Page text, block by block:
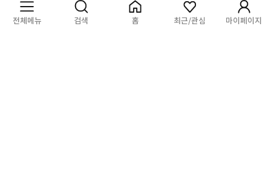
대표자 : 이종혁│사업자등록번호 : 211-87-93420
통신판매업신고 : 제2017-서울중구-1407호
[사업자정보확인]
개인정보관리 책임자 : 이규식 privacy@verygoodtour.com
전체메뉴 검색 홈 최근/관심 마이페이지